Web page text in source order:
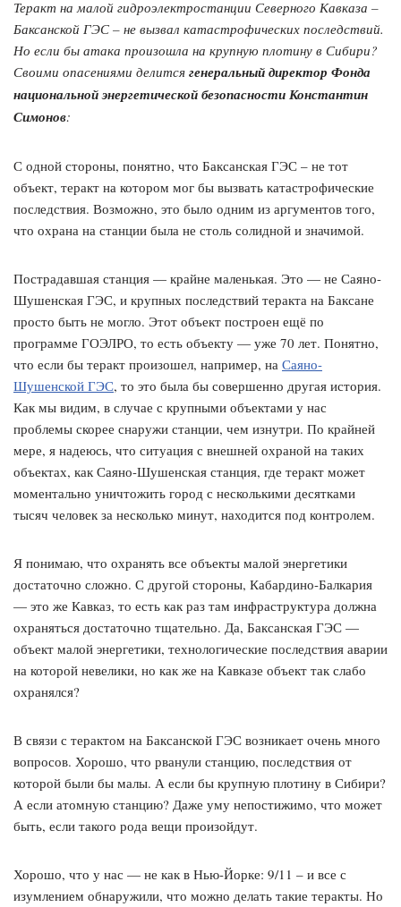
Теракт на малой гидроэлектростанции Северного Кавказа –
Баксанской ГЭС – не вызвал катастрофических последствий.
Но если бы атака произошла на крупную плотину в Сибири?
Своими опасениями делится генеральныйдиректор Фонда
национальной энергетической безопасности Константин
Симонов:
С одной стороны, понятно, что Баксанская ГЭС – не тот
объект, теракт на котором мог бы вызвать катастрофические
последствия. Возможно, это было одним из аргументов того,
что охрана на станции была не столь солидной и значимой.
Пострадавшая станция — крайне маленькая. Это — не Саяно-
Шушенская ГЭС, и крупных последствий теракта на Баксане
просто быть не могло. Этот объект построен ещё по
программе ГОЭЛРО, то есть объекту — уже 70 лет. Понятно,
что если бы теракт произошел, например, на Саяно-
Шушенской ГЭС, то это была бы совершенно другая история.
Как мы видим, в случае с крупными объектами у нас
проблемы скорее снаружи станции, чем изнутри. По крайней
мере, я надеюсь, что ситуация с внешней охраной на таких
объектах, как Саяно-Шушенская станция, где теракт может
моментально уничтожить город с несколькими десятками
тысяч человек за несколько минут, находится под контролем.
Я понимаю, что охранять все объекты малой энергетики
достаточно сложно. С другой стороны, Кабардино-Балкария
— это же Кавказ, то есть как раз там инфраструктура должна
охраняться достаточно тщательно. Да, Баксанская ГЭС —
объект малой энергетики, технологические последствия аварии
на которой невелики, но как же на Кавказе объект так слабо
охранялся?
В связи с терактом на Баксанской ГЭС возникает очень много
вопросов. Хорошо, что рванули станцию, последствия от
которой были бы малы. А если бы крупную плотину в Сибири?
А если атомную станцию? Даже уму непостижимо, что может
быть, если такого рода вещи произойдут.
Хорошо, что у нас — не как в Нью-Йорке: 9/11 – и все с
изумлением обнаружили, что можно делать такие теракты. Но